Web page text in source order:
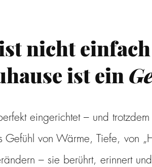
nicht
ist ein
eingerichtet – und
Gefühl von Wärme, Tiefe, von
– sie berührt, erinnert